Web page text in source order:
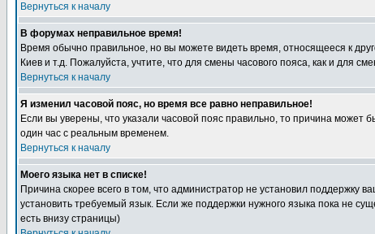
Вернуться к началу
В форумах неправильное время!
Время обычно правильное, но вы можете видеть время, относящееся к
Киев и т.д. Пожалуйста, учтите, что для смены часового пояса, как и для
Вернуться к началу
Я изменил часовой пояс, но время все равно неправильное!
Если вы уверены, что указали часовой пояс правильно, то причина
один час с реальным временем.
Вернуться к началу
Моего языка нет в списке!
Причина скорее всего в том, что администратор не установил
установить требуемый язык. Если же поддержки нужного языка пока не
есть внизу страницы)